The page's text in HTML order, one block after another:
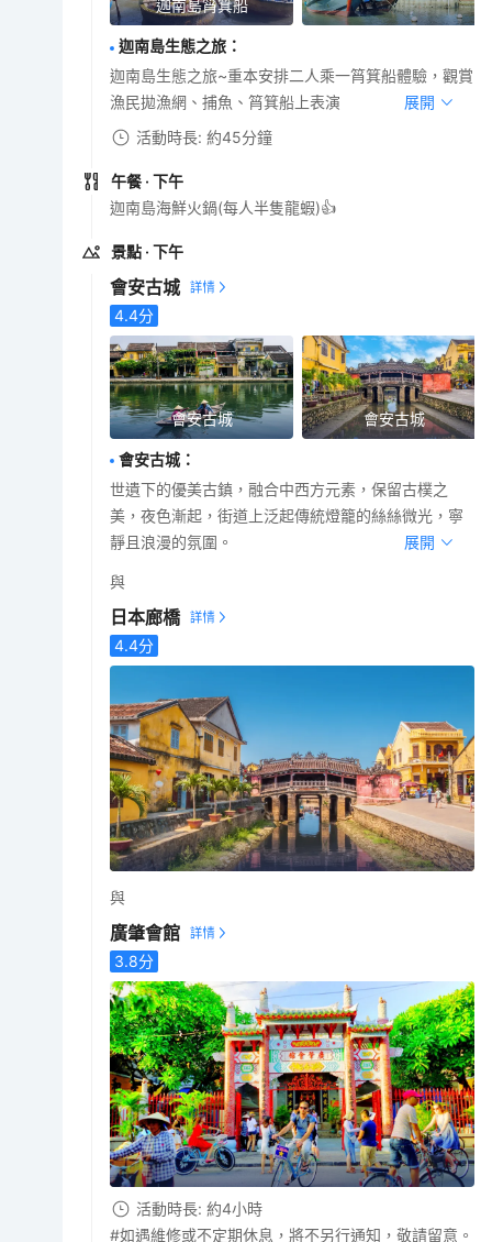
迦南島筲箕船
迦南島生態之旅 ：
迦南島生態之旅~重本安排二人乘一筲箕船體驗，觀賞
漁民拋漁網、捕魚、筲箕船上表演
展開
活動時長: 約45分鐘
午餐 · 下午
迦南島海鮮火鍋(每人半隻龍蝦)👍
景點 · 下午
會安古城
4.4分
會安古城 會安古城
會安古城：
世遺下的優美古鎮，融合中西方元素，保留古樸之
美，夜色漸起，街道上泛起傳統燈籠的絲絲微光，寧
靜且浪漫的氛圍。
展開
與
日本廊橋
4.4分
與
廣肇會館
3.8分
活動時長: 約4小時
#如遇維修或不定期休息，將不另行通知，敬請留意。